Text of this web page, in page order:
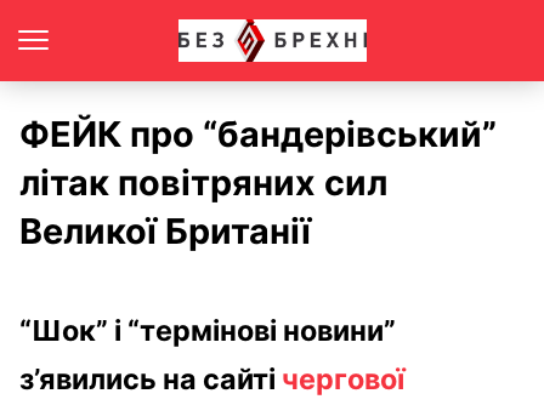
ФЕЙК про “бандерівський”
літак повітряних сил
Великої Британії
“Шок” і “термінові новини”
з’явились на сайті чергової